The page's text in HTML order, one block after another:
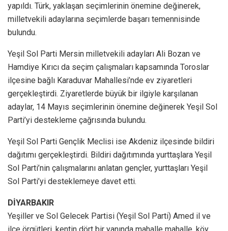
yapıldı. Türk, yaklaşan seçimlerinin önemine değinerek,
milletvekili adaylarına seçimlerde başarı temennisinde
bulundu.
Yeşil Sol Parti Mersin milletvekili adayları Ali Bozan ve
Hamdiye Kırıcı da seçim çalışmaları kapsamında Toroslar
ilçesine bağlı Karaduvar Mahallesi’nde ev ziyaretleri
gerçekleştirdi. Ziyaretlerde büyük bir ilgiyle karşılanan
adaylar, 14 Mayıs seçimlerinin önemine değinerek Yeşil Sol
Parti’yi destekleme çağrısında bulundu.
Yeşil Sol Parti Gençlik Meclisi ise Akdeniz ilçesinde bildiri
dağıtımı gerçekleştirdi. Bildiri dağıtımında yurttaşlara Yeşil
Sol Parti’nin çalışmalarını anlatan gençler, yurttaşları Yeşil
Sol Parti’yi desteklemeye davet etti.
DİYARBAKIR
Yeşiller ve Sol Gelecek Partisi (Yeşil Sol Parti) Amed il ve